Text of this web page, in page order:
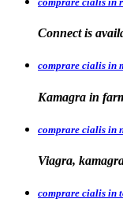
Connect is
comprare cialis in
Kamagra in
comprare cialis in
Viagra,
comprare cialis in